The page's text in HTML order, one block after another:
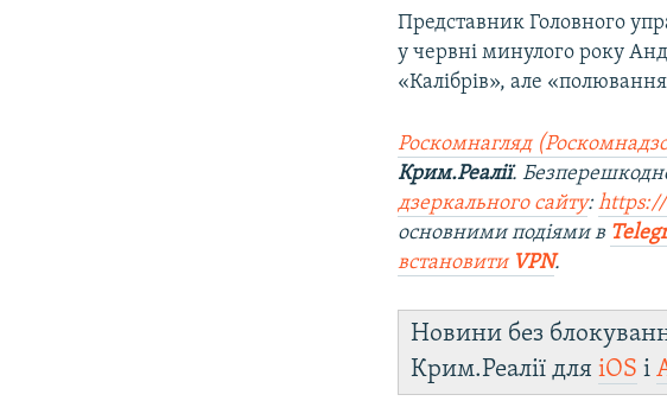
Представник Головного
у червні минулого року
«Калібрів», але
Роскомнагляд
Крим.Реалії.
дзеркального сайту:
основними подіями в
встановити VPN.
Новини без
Крим.Реалії дляiOS і